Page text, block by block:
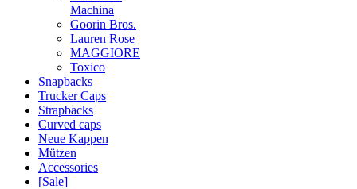
Machina
Goorin Bros.
Lauren Rose
MAGGIORE
Toxico
Snapbacks
Trucker Caps
Strapbacks
Curved caps
Neue Kappen
Mützen
Accessories
[Sale]